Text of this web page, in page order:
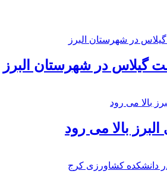
گیلاس در شهرستان البرز
بالا می رود